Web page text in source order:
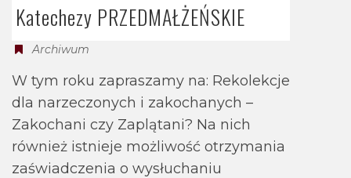
Katechezy PRZEDMAŁŻEŃSKIE
Archiwum
W tym roku zapraszamy na: Rekolekcje
dla narzeczonych i zakochanych –
Zakochani czy Zaplątani? Na nich
również istnieje możliwość otrzymania
zaświadczenia o wysłuchaniu